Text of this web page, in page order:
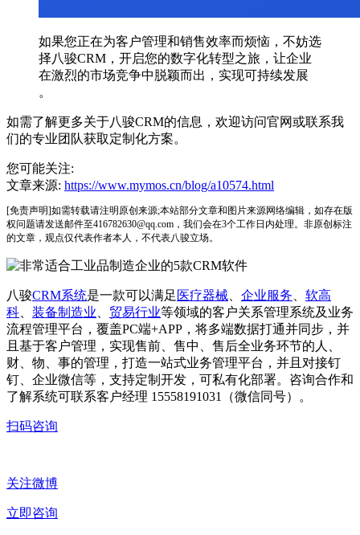
如果您正在为客户管理和销售效率而烦恼，不妨选
择八骏CRM，开启您的数字化转型之旅，让企业
在激烈的市场竞争中脱颖而出，实现可持续发展
。
如需了解更多关于八骏CRM的信息，欢迎访问官网或联系我
们的专业团队获取定制化方案。
您可能关注:
文章来源: https://www.mymos.cn/blog/a10574.html
[免责声明]如需转载请注明原创来源;本站部分文章和图片来源网络编辑，如存在版
权问题请发送邮件至416782630@qq.com，我们会在3个工作日内处理。非原创标注
的文章，观点仅代表作者本人，不代表八骏立场。
八骏CRM系统是一款可以满足 医疗器械 企业服务
软高
科
装备制造业 贸易行业等领域的客户关系管理系统及业务
流程管理平台，覆盖PC端+APP，将多端数据打通并同步，并
且基于客户管理，实现售前、售中、售后全业务环节的人、
财、物、事的管理，打造一站式业务管理平台，并且对接钉
钉、企业微信等，支持定制开发，可私有化部署。咨询合作和
了解系统可联系客户经理 15558191031（微信同号）。
扫码咨询
关注微博
立即咨询